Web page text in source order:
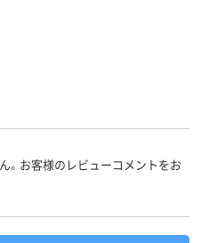
。お客様のレビューコメントをお